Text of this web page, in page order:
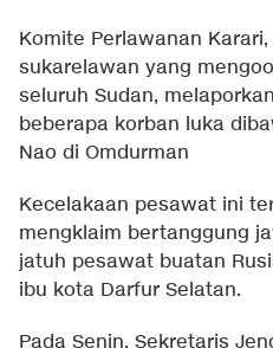
Komite Perlawanan
sukarelawan yang
seluruh Sudan,
beberapa korban luka
Nao di Omdurman
Kecelakaan pesawat ini
mengklaim bertanggung
jatuh pesawat buatan
ibu kota Darfur Selatan.